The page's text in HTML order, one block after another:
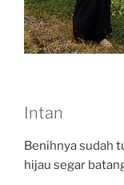
Intan
Benihnya sudah
hijau segar